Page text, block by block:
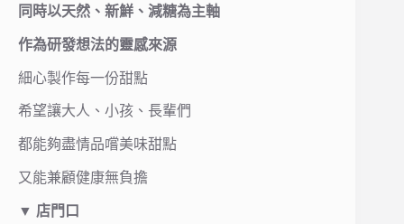
同時以天然、新鮮、減糖為主軸
作為研發想法的靈感來源
細心製作每一份甜點
希望讓大人、小孩、長輩們
都能夠盡情品嚐美味甜點
又能兼顧健康無負擔
▼ 店門口